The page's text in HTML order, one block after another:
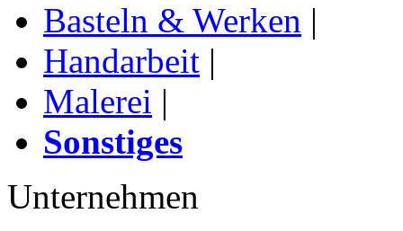
Basteln & Werken |
Handarbeit |
Malerei |
Sonstiges
Unternehmen